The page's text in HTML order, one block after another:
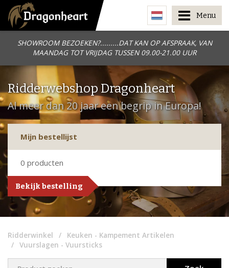
SHOWROOM BEZOEKEN?.........DAT KAN OP AFSPRAAK, VAN
MAANDAG TOT VRIJDAG TUSSEN 09.00-21.00 UUR
Menu
Ridderwebshop Dragonheart
Al meer dan 20 jaar een begrip in Europa!
Mijn bestellijst
0 producten
Bekijk bestelling
Ridderwinkel
Keuken - Kampement Artikelen
Vuurslagen - Vuursticks